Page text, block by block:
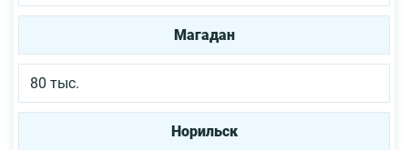
Магадан
80 тыс.
Норильск